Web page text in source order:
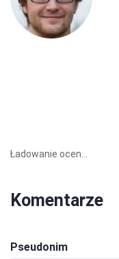
Ładowanie ocen...
Komentarze
Pseudonim